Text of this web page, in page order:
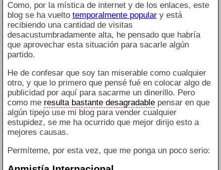
Como, por la mística de internet y de los enlaces, este
blog se ha vuelto temporalmente populary está
recibiendo una cantidad de visitas
desacustumbradamente alta, he pensado que habría
que aprovechar esta situación para sacarle algún
partido.
He de confesar que soy tan miserable como cualquier
otro, y que lo primero que pensé fué en colocar algo de
publicidad por aquí para sacarme un dinerillo. Pero
como me resulta bastante desagradablepensar en que
algún tipejo use mi blog para vender cualquier
estupidez, se me ha ocurrido que mejor dirijo esto a
mejores causas.
Permíteme, por esta vez, que me ponga un poco serio: